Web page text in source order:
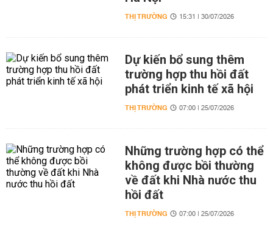
THỊ TRƯỜNG 15:31 | 30/07/2026
Dự kiến bổ sung thêm
trường hợp thu hồi đất
phát triển kinh tế xã hội
THỊ TRƯỜNG 07:00 | 25/07/2026
Những trường hợp có thể
không được bồi thường
về đất khi Nhà nước thu
hồi đất
THỊ TRƯỜNG 07:00 | 25/07/2026